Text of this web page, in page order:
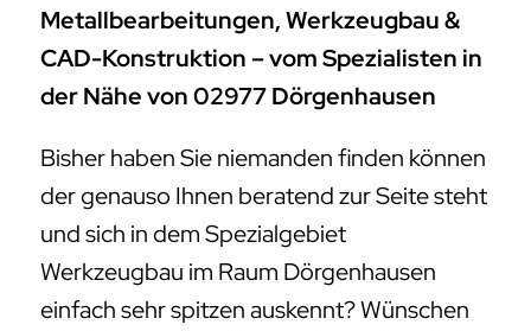
Metallbearbeitungen, Werkzeugbau &
CAD-Konstruktion – vom Spezialisten in
der Nähe von 02977 Dörgenhausen
Bisher haben Sie niemanden finden können
der genauso Ihnen beratend zur Seite steht
und sich in dem Spezialgebiet
Werkzeugbau im Raum Dörgenhausen
einfach sehr spitzen auskennt? Wünschen